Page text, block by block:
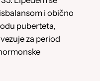
i obično
puberteta,
za period